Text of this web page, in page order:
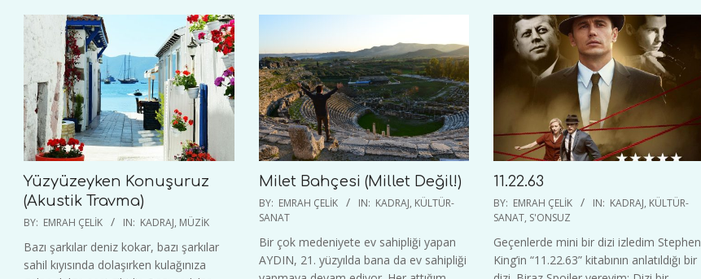
Yüzyüzeyken Konuşuruz
(Akustik Travma)
2025-
16
BY: EMRAH ÇELIK IN: KADRAJ, MÜZIK
Bazı şarkılar deniz kokar, bazı şarkılar
sahil kıyısında dolaşırken kulağınıza
Milet Bahçesi (Millet Değil!)
2024-
06-
17
BY: EMRAH ÇELIK IN: KADRAJ, KÜLTÜR-
SANAT
Bir çok medeniyete ev sahipliği yapan
AYDIN, 21. yüzyılda bana da ev sahipliği
11.22.63
2024-
03-
01
BY: EMRAH ÇELIK IN: KADRAJ, KÜLTÜR-
SANAT, S'ONSUZ
Geçenlerde mini bir dizi izledim Stephen
King’in “11.22.63” kitabının anlatıldığı bir